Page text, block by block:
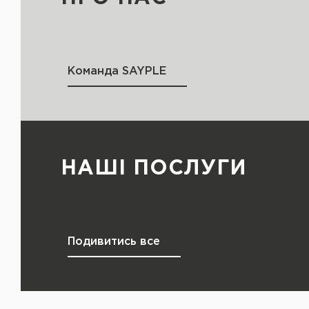
Команда SAYPLE
НАШІ ПОСЛУГИ
Подивитись все